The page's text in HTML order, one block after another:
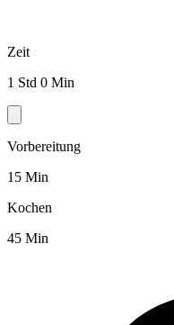
Zeit
1 Std 0 Min
Vorbereitung
15 Min
Kochen
45 Min